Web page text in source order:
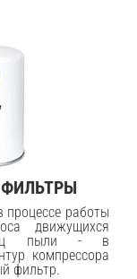
процессе работы
движущихся
пыли - в
компрессора
фильтр.